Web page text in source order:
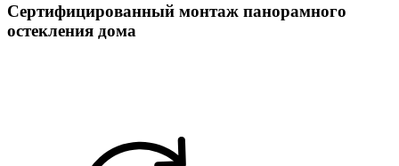
Сертифицированный монтаж панорамного
остекления дома